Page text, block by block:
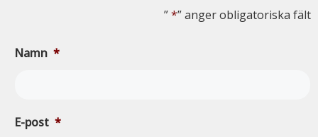
”*” anger obligatoriska fält
Namn *
E-post *